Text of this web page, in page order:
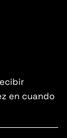
en cuando